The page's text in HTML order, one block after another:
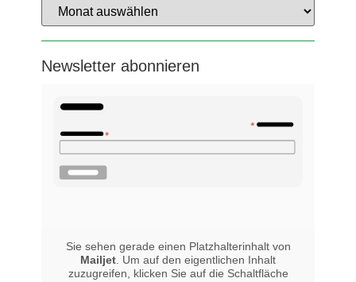
Newsletter abonnieren
Sie sehen gerade einen Platzhalterinhalt von
Mailjet. Um auf den eigentlichen Inhalt
zuzugreifen, klicken Sie auf die Schaltfläche